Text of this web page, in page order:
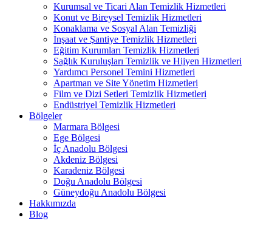
Kurumsal ve Ticari Alan Temizlik Hizmetleri
Konut ve Bireysel Temizlik Hizmetleri
Konaklama ve Sosyal Alan Temizliği
İnşaat ve Şantiye Temizlik Hizmetleri
Eğitim Kurumları Temizlik Hizmetleri
Sağlık Kuruluşları Temizlik ve Hijyen Hizmetleri
Yardımcı Personel Temini Hizmetleri
Apartman ve Site Yönetim Hizmetleri
Film ve Dizi Setleri Temizlik Hizmetleri
Endüstriyel Temizlik Hizmetleri
Bölgeler
Marmara Bölgesi
Ege Bölgesi
İç Anadolu Bölgesi
Akdeniz Bölgesi
Karadeniz Bölgesi
Doğu Anadolu Bölgesi
Güneydoğu Anadolu Bölgesi
Hakkımızda
Blog